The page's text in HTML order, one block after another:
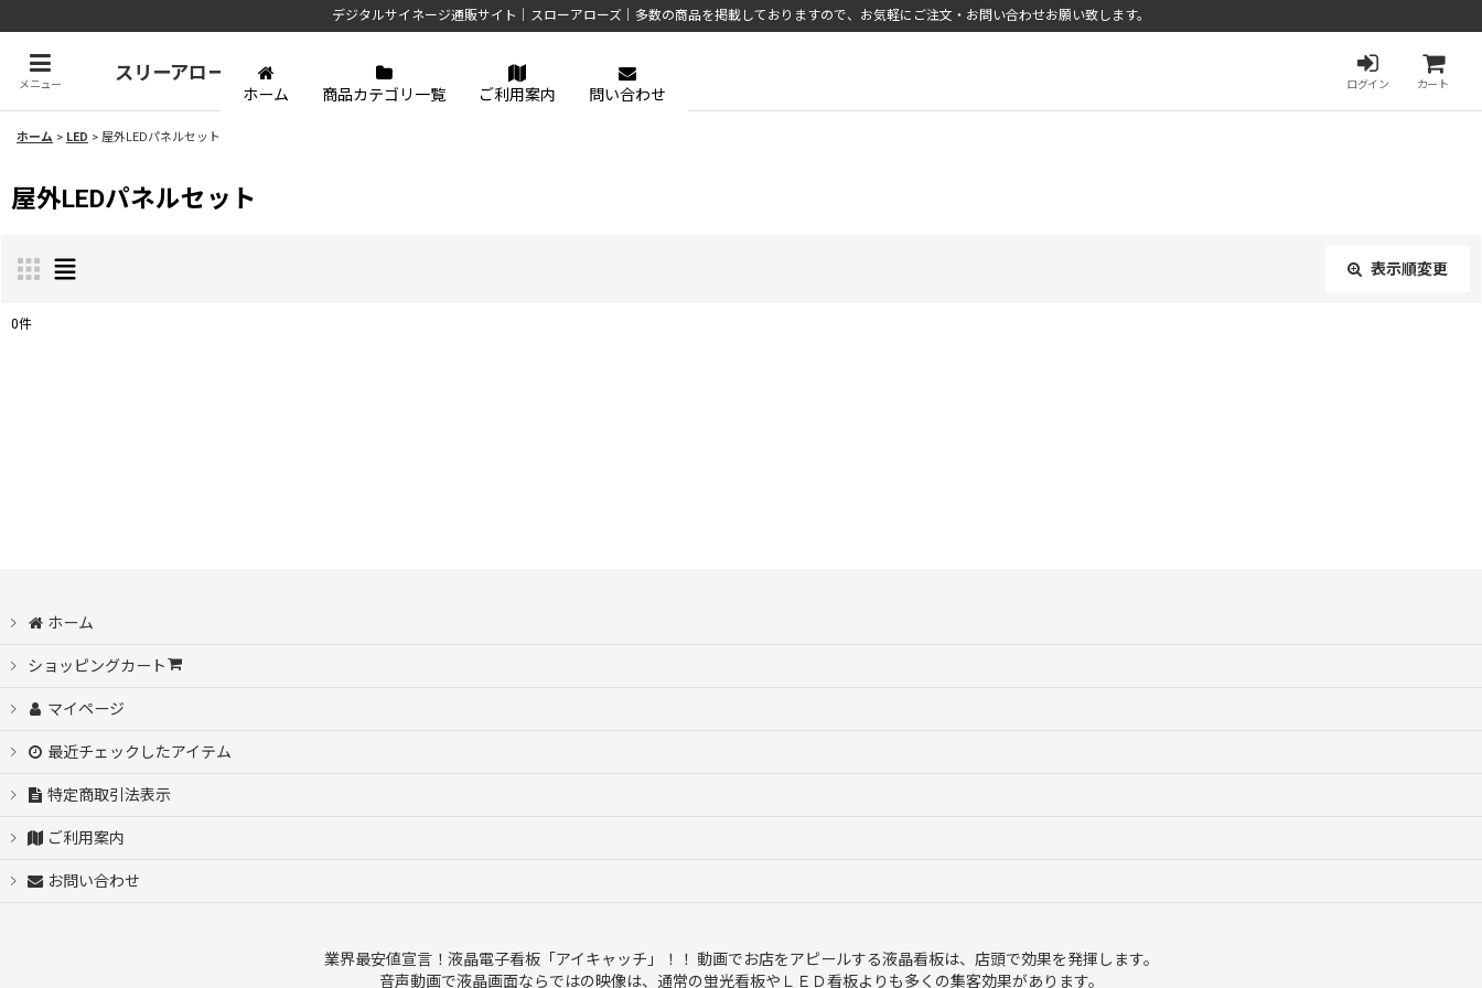
デジタルサイネージ通販サイト｜スローアローズ｜多数の商品を掲載しておりますので、お気軽にご注文・お問い合わせお願い致します。
メニュー
スリーアローズ
ログイン カート
ホーム 商品カテゴリ一覧 ご利用案内 問い合わせ
ホーム > LED > 屋外LEDパネルセット
屋外LEDパネルセット
表示順変更
0件
ホーム
ショッピングカート
マイページ
最近チェックしたアイテム
特定商取引法表示
ご利用案内
お問い合わせ
業界最安値宣言！液晶電子看板「アイキャッチ」！！ 動画でお店をアピールする液晶看板は、店頭で効果を発揮します。
音声動画で液晶画面ならではの映像は、通常の蛍光看板やＬＥＤ看板よりも多くの集客効果があります。